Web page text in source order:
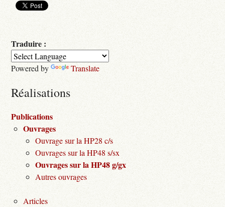
Traduire :
Powered by Translate
Réalisations
Publications
Ouvrages
Ouvrage sur la HP28 c/s
Ouvrages sur la HP48 s/sx
Ouvrages sur la HP48 g/gx
Autres ouvrages
Articles